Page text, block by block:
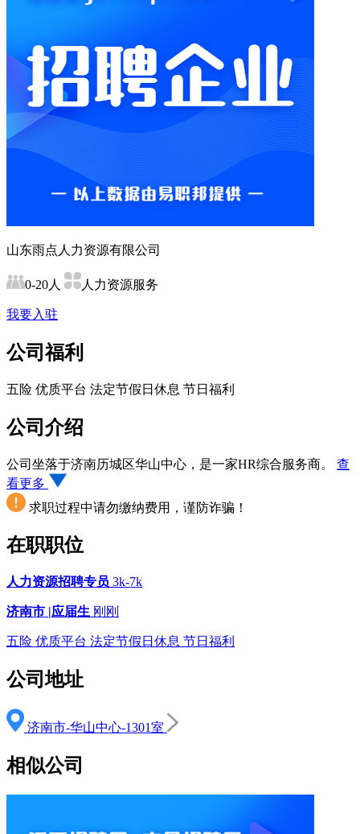
山东雨点人力资源有限公司
0-20人 人力资源服务
我要入驻
公司福利
五险 优质平台 法定节假日休息 节日福利
公司介绍
公司坐落于济南历城区华山中心，是一家HR综合服务商。 查
看更多
求职过程中请勿缴纳费用，谨防诈骗！
在职职位
人力资源招聘专员 3k-7k
济南市 |应届生 刚刚
五险 优质平台 法定节假日休息 节日福利
公司地址
济南市-华山中心-1301室
相似公司